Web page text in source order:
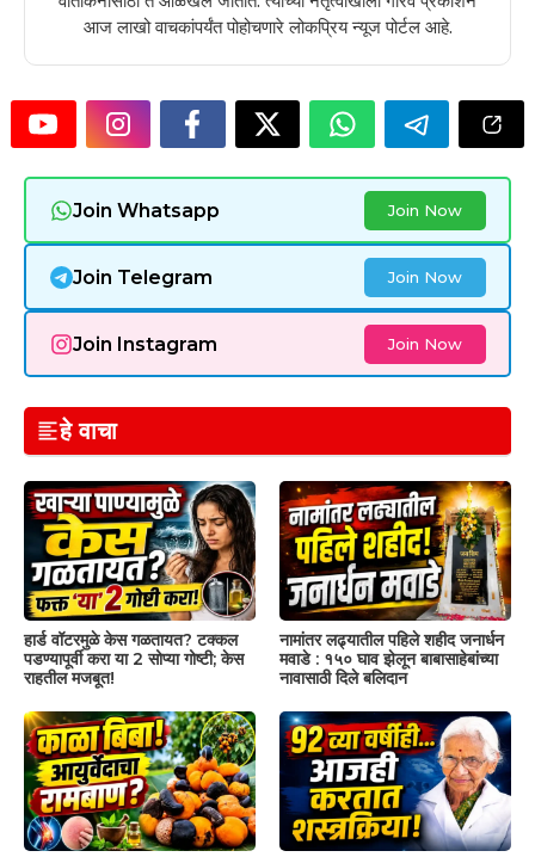
आज लाखो वाचकांपर्यंत पोहोचणारे लोकप्रिय न्यूज पोर्टल आहे.
Join Whatsapp Join Now
Join Telegram Join Now
Join Instagram Join Now
हे वाचा
हार्ड वॉटरमुळे केस गळतायत? टक्कल
पडण्यापूर्वी करा या 2 सोप्या गोष्टी; केस
राहतील मजबूत!
नामांतर लढ्यातील पहिले शहीद जनार्धन
मवाडे : १५० घाव झेलून बाबासाहेबांच्या
नावासाठी दिले बलिदान